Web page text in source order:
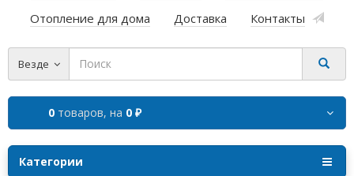
Отопление для дома
Доставка Контакты
Везде
0 товаров, на 0 ₽
Категории